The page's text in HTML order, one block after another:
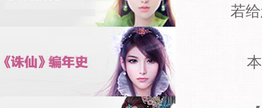
若